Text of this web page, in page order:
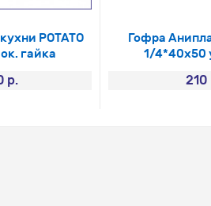
РОТАТО
гайка
р.
Гофра
1/4*40х50
210